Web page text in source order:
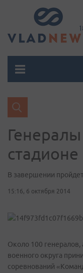
стадионе
В завершении
15:16, 6 октября 2014
Около 100
военного округа
соревнований